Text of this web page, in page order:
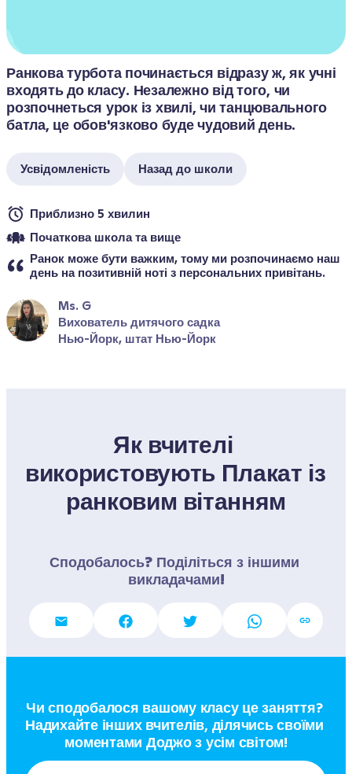
Ранкова турбота починається відразу ж, як учні
входять до класу. Незалежно від того, чи
розпочнеться урок із хвилі, чи танцювального
батла, це обов'язково буде чудовий день.
Усвідомленість Назад до школи
Приблизно 5 хвилин
Початкова школа та вище
Ранок може бути важким, тому ми розпочинаємо наш
день на позитивній ноті з персональних привітань.
Ms. G
Вихователь дитячого садка
Нью-Йорк, штат Нью-Йорк
Як вчителі
використовують Плакат із
ранковим вітанням
Сподобалось? Поділіться з іншими
викладачами!
Чи сподобалося вашому класу це заняття?
Надихайте інших вчителів, ділячись своїми
моментами Доджо з усім світом!